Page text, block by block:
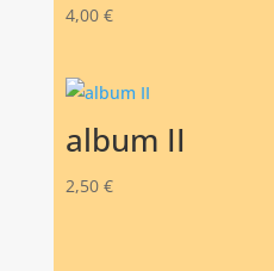
4,00 €
album II
2,50 €